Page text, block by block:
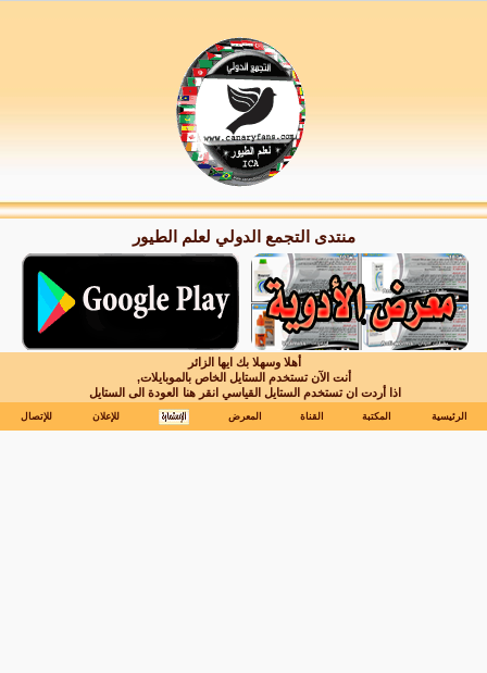
منتدى التجمع الدولي لعلم الطيور
أهلا وسهلا بك ايها الزائر
أنت الآن تستخدم الستايل الخاص بالموبايلات,
اذا أردت ان تستخدم الستايل القياسي انقر هنا العودة الى الستايل
الرئيسية المكتبة القناة المعرض للإعلان للإتصال